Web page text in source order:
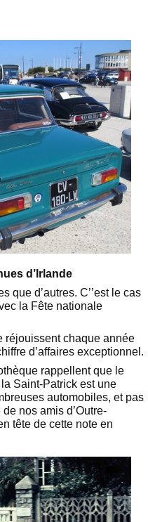
d’Irlande
que d’autres. C’’est le cas
la Fête nationale
réjouissent chaque année
d’affaires exceptionnel.
rappellent que le
Saint-Patrick est une
automobiles, et pas
nos amis d’Outre-
tête de cette note en